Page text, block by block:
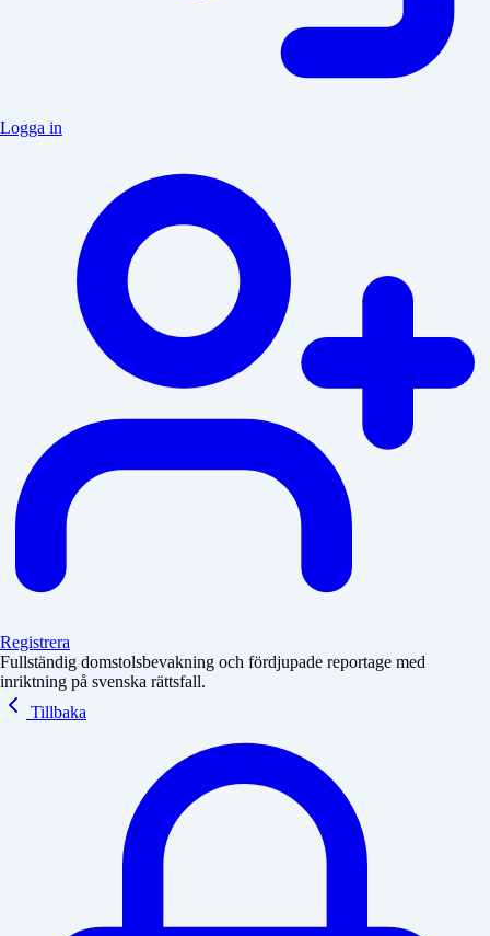
Logga in
Registrera
Fullständig domstolsbevakning och fördjupade reportage med
inriktning på svenska rättsfall.
Tillbaka